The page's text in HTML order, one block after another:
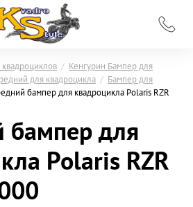
/ Кенгурин Бампер для
для квадроцикла / Бампер для
бампер для квадроцикла Polaris RZR
бампер для
Polaris RZR